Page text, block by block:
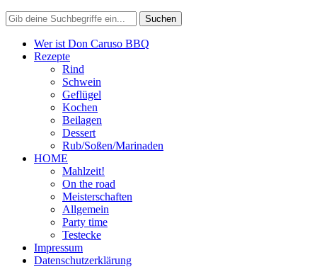
Wer ist Don Caruso BBQ
Rezepte
Rind
Schwein
Geflügel
Kochen
Beilagen
Dessert
Rub/Soßen/Marinaden
HOME
Mahlzeit!
On the road
Meisterschaften
Allgemein
Party time
Testecke
Impressum
Datenschutzerklärung